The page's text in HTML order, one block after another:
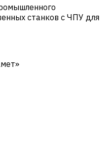
станков с ЧПУ для